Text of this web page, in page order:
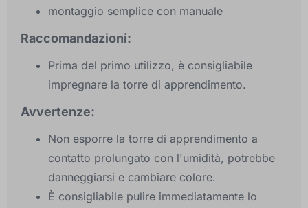
montaggio semplice con manuale
Raccomandazioni:
Prima del primo utilizzo, è consigliabile
impregnare la torre di apprendimento.
Avvertenze:
Non esporre la torre di apprendimento a
contatto prolungato con l'umidità, potrebbe
danneggiarsi e cambiare colore.
È consigliabile pulire immediatamente lo